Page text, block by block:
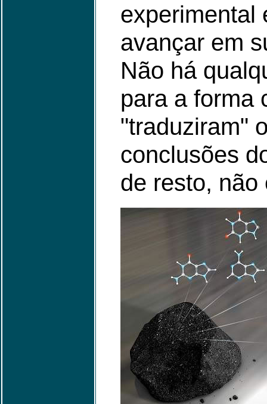
experimental
avançar em
Não há
para a forma
"traduziram"
conclusões
de resto,